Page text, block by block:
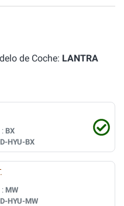
de Coche: LANTRA
: BX
HYU-BX
: MW
HYU-MW